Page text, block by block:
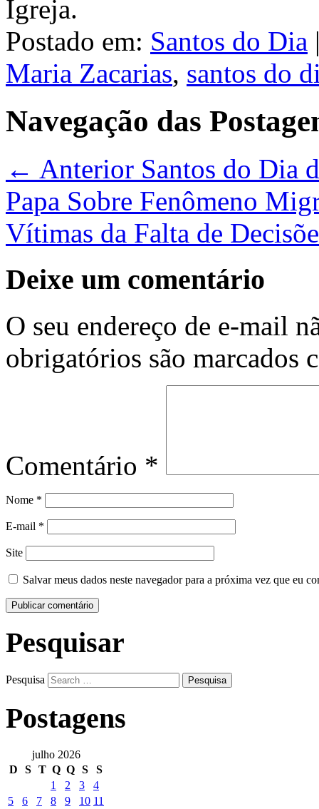
Igreja.
Postado em: Santos do Dia
Maria Zacarias, santos do
Navegação das
← Anterior Santos do Dia
Papa Sobre Fenômeno
Vítimas da Falta de
Deixe um comentário
O seu endereço de e-mail
obrigatórios são marcados
Comentário *
Nome *
E-mail *
Site
Salvar meus dados neste navegador para a próxima vez que eu
Pesquisar
Pesquisa
Postagens
julho 2026
D
S T Q Q S
S
1
2 3
4
5
6 7 8 9 10 11